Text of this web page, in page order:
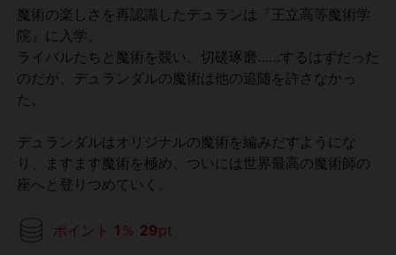
魔術の楽しさを再認識したデュランは『王立高等魔術学
院』に入学。
ライバルたちと魔術を競い、切磋琢磨……するはずだった
のだが、デュランダルの魔術は他の追随を許さなかっ
た。
デュランダルはオリジナルの魔術を編みだすようにな
り、ますます魔術を極め、ついには世界最高の魔術師の
座へと登りつめていく。
ポイント 1 ％ 29pt